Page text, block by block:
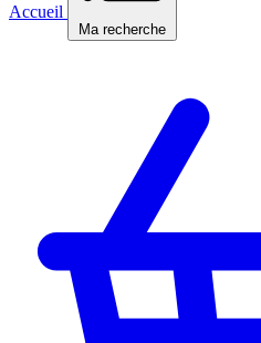
Accueil
Ma recherche